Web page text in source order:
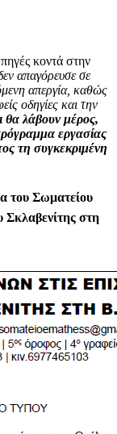
κοντά στην
απαγόρευσε σε
απεργία, καθώς
οδηγίες και την
λάβουν μέρος,
εργασίας
τη συγκεκριμένη
του Σωματείου
Σκλαβενίτης στη